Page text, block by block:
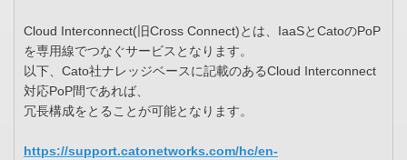
Cloud Interconnect(旧Cross Connect)とは、IaaSとCatoのPoP
を専用線でつなぐサービスとなります。
以下、Cato社ナレッジベースに記載のあるCloud Interconnect
対応PoP間であれば、
冗長構成をとることが可能となります。
https://support.catonetworks.com/hc/en-